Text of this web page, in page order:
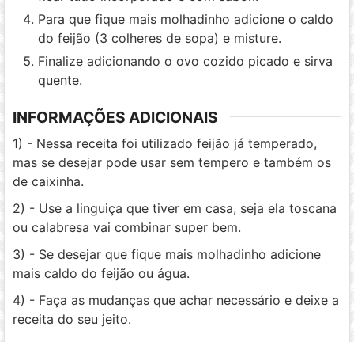
Para que fique mais molhadinho adicione o caldo
do feijão (3 colheres de sopa) e misture.
Finalize adicionando o ovo cozido picado e sirva
quente.
INFORMAÇÕES ADICIONAIS
1) - Nessa receita foi utilizado feijão já temperado,
mas se desejar pode usar sem tempero e também os
de caixinha.
2) - Use a linguiça que tiver em casa, seja ela toscana
ou calabresa vai combinar super bem.
3) - Se desejar que fique mais molhadinho adicione
mais caldo do feijão ou água.
4) - Faça as mudanças que achar necessário e deixe a
receita do seu jeito.